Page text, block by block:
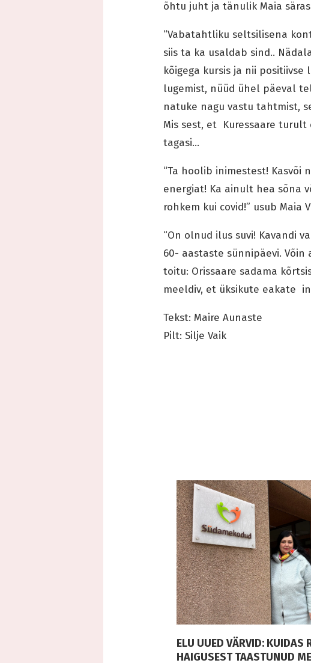
õhtu juht ja tänulik Maia
“Vabatahtliku seltsilisena
siis ta ka usaldab sind..
kõigega kursis ja nii
lugemist, nüüd ühel päeval
natuke nagu vastu tahtmist,
Mis sest, et Kuressaare turult
tagasi…
“Ta hoolib inimestest! Kasvõi
energiat! Ka ainult hea sõna
rohkem kui covid!” usub Maia
“On olnud ilus suvi! Kavandi
60- aastaste sünnipäevi.
toitu: Orissaare sadama
meeldiv, et üksikute eakate
Tekst: Maire Aunaste
Pilt: Silje Vaik
ELU UUED VÄRVID: KUIDAS
HAIGUSEST TAASTUNUD